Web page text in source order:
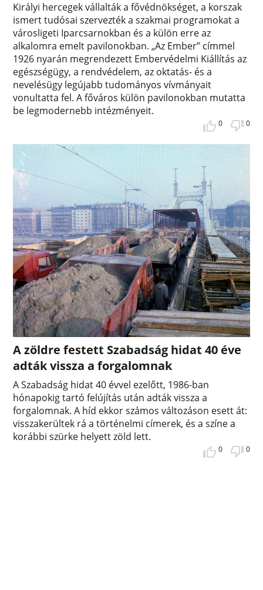
Királyi hercegek vállalták a fővédnökséget, a korszak
ismert tudósai szervezték a szakmai programokat a
városligeti Iparcsarnokban és a külön erre az
alkalomra emelt pavilonokban. „Az Ember” címmel
1926 nyarán megrendezett Embervédelmi Kiállítás az
egészségügy, a rendvédelem, az oktatás- és a
nevelésügy legújabb tudományos vívmányait
vonultatta fel. A főváros külön pavilonokban mutatta
be legmodernebb intézményeit.
0 0
A zöldre festett Szabadság hidat 40 éve
adták vissza a forgalomnak
A Szabadság hidat 40 évvel ezelőtt, 1986-ban
hónapokig tartó felújítás után adták vissza a
forgalomnak. A híd ekkor számos változáson esett át:
visszakerültek rá a történelmi címerek, és a színe a
korábbi szürke helyett zöld lett.
0 0